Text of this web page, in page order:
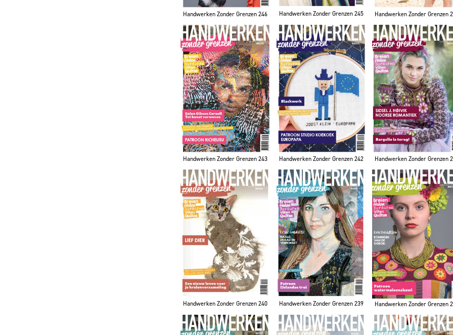
Handwerken Zonder Grenzen 246 Handwerken Zonder Grenzen 245 Handwerken Zonder Grenzen
Handwerken Zonder Grenzen 243 Handwerken Zonder Grenzen 242 Handwerken Zonder Grenzen
Handwerken Zonder Grenzen 240 Handwerken Zonder Grenzen 239 Handwerken Zonder Grenzen